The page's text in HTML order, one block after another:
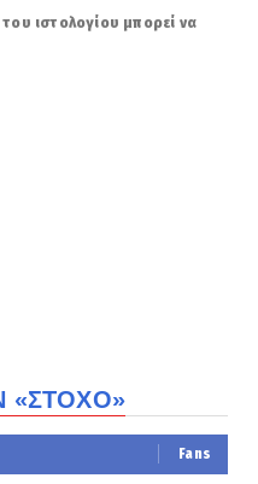
ιστολογίου μπορεί να
«ΣΤΟΧΟ»
Fans